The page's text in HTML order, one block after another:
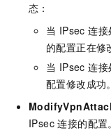
态：
当 IPsec 连
的配置正在修
当 IPsec 连
配置修改成功。
IPsec 连接的配置。